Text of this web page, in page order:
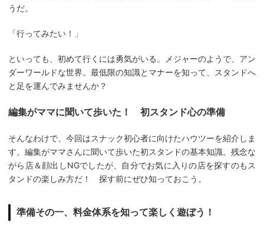
うだ。
「行ってみたい！」
といっても、初めて行くには勇気がいる。メジャーのようで、アン
ダーワールドな世界。最低限の知識とマナーを知って、スタンドへ
と足を運んでみませんか？
編集がママに聞いて歩いた！ 初スタンド心の準備
そんなわけで、今回はスナック初心者に向けたハウツーを紹介しま
す。編集がママさんに聞いて歩いた初スタンドの基本知識。残念な
がら店＆顔出しNGでしたが、自分でお気に入りの店を探すのもス
タンドの楽しみ方だ！ 探す前にぜひ知っておこう。
準備その一、料金体系を知って楽しく遊ぼう！